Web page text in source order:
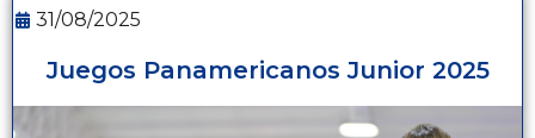
31/08/2025
Juegos Panamericanos Junior 2025